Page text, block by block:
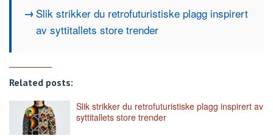
Slik strikker du retrofuturistiske plagg inspirert
av syttitallets store trender
Related posts:
Slik strikker du retrofuturistiske plagg inspirert av
syttitallets store trender